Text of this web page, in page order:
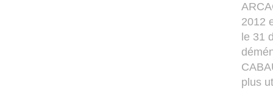
2012
le 31
plus